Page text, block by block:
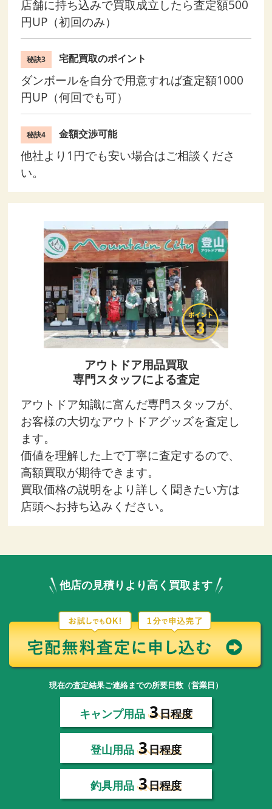
店舗に持ち込みで買取成立したら査定額500
円UP（初回のみ）
秘訣3 宅配買取のポイント
ダンボールを自分で用意すれば査定額1000
円UP（何回でも可）
秘訣4 金額交渉可能
他社より1円でも安い場合はご相談くださ
い。
アウトドア用品買取
専門スタッフによる査定
アウトドア知識に富んだ専門スタッフが、
お客様の大切なアウトドアグッズを査定し
ます。
価値を理解した上で丁寧に査定するので、
高額買取が期待できます。
買取価格の説明をより詳しく聞きたい方は
店頭へお持ち込みください。
他店の見積りより高く買取ます
現在の査定結果ご連絡までの所要日数（営業日）
キャンプ用品 3日程度
登山用品 3日程度
釣具用品 3日程度